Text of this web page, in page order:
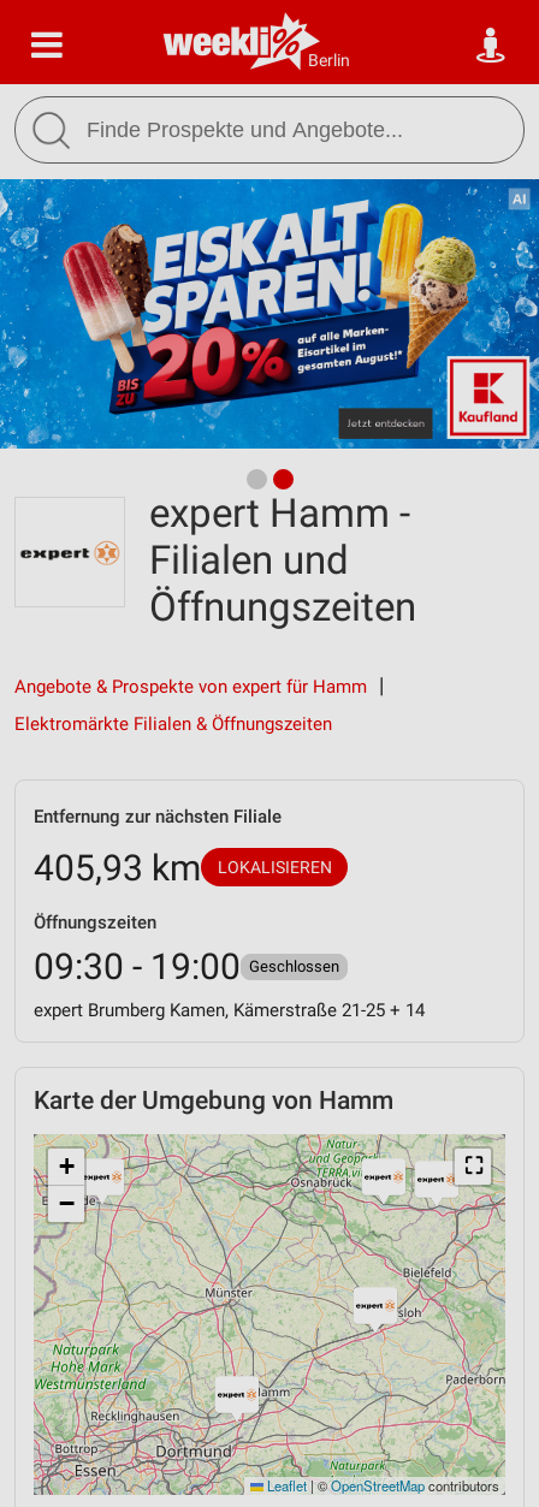
Berlin
expert Hamm -
Filialen und
Öffnungszeiten
Angebote & Prospekte von expert für Hamm
Elektromärkte Filialen & Öffnungszeiten
Entfernung zur nächsten Filiale
405,93 km LOKALISIEREN
Öffnungszeiten
09:30 - 19:00 Geschlossen
expert Brumberg Kamen, Kämerstraße 21-25 + 14
Karte der Umgebung von Hamm
⛶
+
−
Leaflet | ©OpenStreetMapcontributors